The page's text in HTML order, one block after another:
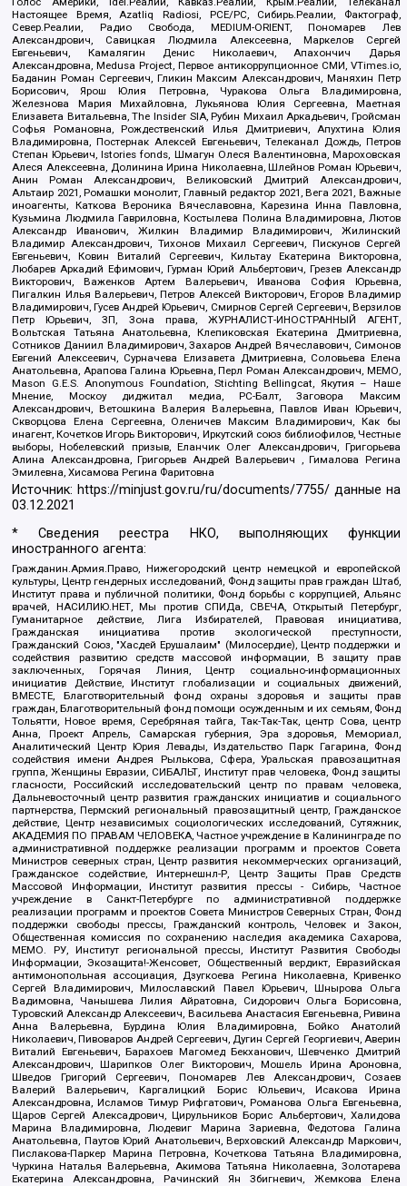
Настоящее Время, Azatliq Radiosi, PCE/PC, Сибирь.Реалии, Фактограф,
Север.Реалии, Радио Свобода, MEDIUM-ORIENT, Пономарев Лев
Александрович, Савицкая Людмила Алексеевна, Маркелов Сергей
Евгеньевич, Камалягин Денис Николаевич, Апахончич Дарья
Александровна, Medusa Project, Первое антикоррупционное СМИ, VTimes.io,
Баданин Роман Сергеевич, Гликин Максим Александрович, Маняхин Петр
Борисович, Ярош Юлия Петровна, Чуракова Ольга Владимировна,
Железнова Мария Михайловна, Лукьянова Юлия Сергеевна, Маетная
Елизавета Витальевна, The Insider SIA, Рубин Михаил Аркадьевич, Гройсман
Софья Романовна, Рождественский Илья Дмитриевич, Апухтина Юлия
Владимировна, Постернак Алексей Евгеньевич, Телеканал Дождь, Петров
Степан Юрьевич, Istories fonds, Шмагун Олеся Валентиновна, Мароховская
Алеся Алексеевна, Долинина Ирина Николаевна, Шлейнов Роман Юрьевич,
Анин Роман Александрович, Великовский Дмитрий Александрович,
Альтаир 2021, Ромашки монолит, Главный редактор 2021, Вега 2021, Важные
иноагенты, Каткова Вероника Вячеславовна, Карезина Инна Павловна,
Кузьмина Людмила Гавриловна, Костылева Полина Владимировна, Лютов
Александр Иванович, Жилкин Владимир Владимирович, Жилинский
Владимир Александрович, Тихонов Михаил Сергеевич, Пискунов Сергей
Евгеньевич, Ковин Виталий Сергеевич, Кильтау Екатерина Викторовна,
Любарев Аркадий Ефимович, Гурман Юрий Альбертович, Грезев Александр
Викторович, Важенков Артем Валерьевич, Иванова София Юрьевна,
Пигалкин Илья Валерьевич, Петров Алексей Викторович, Егоров Владимир
Владимирович, Гусев Андрей Юрьевич, Смирнов Сергей Сергеевич, Верзилов
Петр Юрьевич, ЗП, Зона права, ЖУРНАЛИСТ-ИНОСТРАННЫЙ АГЕНТ,
Вольтская Татьяна Анатольевна, Клепиковская Екатерина Дмитриевна,
Сотников Даниил Владимирович, Захаров Андрей Вячеславович, Симонов
Евгений Алексеевич, Сурначева Елизавета Дмитриевна, Соловьева Елена
Анатольевна, Арапова Галина Юрьевна, Перл Роман Александрович, МЕМО,
Mason G.E.S. Anonymous Foundation, Stichting Bellingcat, Якутия – Наше
Мнение, Москоу диджитал медиа, РС-Балт, Заговора Максим
Александрович, Ветошкина Валерия Валерьевна, Павлов Иван Юрьевич,
Скворцова Елена Сергеевна, Оленичев Максим Владимирович, Как бы
инагент, Кочетков Игорь Викторович, Иркутский союз библиофилов, Честные
выборы, Нобелевский призыв, Еланчик Олег Александрович, Григорьева
Алина Александровна, Григорьев Андрей Валерьевич , Гималова Регина
Эмилевна, Хисамова Регина Фаритовна
Источник: https://minjust.gov.ru/ru/documents/7755/ данные на
03.12.2021
* Сведения реестра НКО, выполняющих функции
иностранного агента:
Гражданин.Армия.Право, Нижегородский центр немецкой и европейской
культуры, Центр гендерных исследований, Фонд защиты прав граждан Штаб,
Институт права и публичной политики, Фонд борьбы с коррупцией, Альянс
врачей, НАСИЛИЮ.НЕТ, Мы против СПИДа, СВЕЧА, Открытый Петербург,
Гуманитарное действие, Лига Избирателей, Правовая инициатива,
Гражданская инициатива против экологической преступности,
Гражданский Союз, "Хасдей Ерушалаим" (Милосердие), Центр поддержки и
содействия развитию средств массовой информации, В защиту прав
заключенных, Горячая Линия, Центр социально-информационных
инициатив Действие, Институт глобализации и социальных движений,
ВМЕСТЕ, Благотворительный фонд охраны здоровья и защиты прав
граждан, Благотворительный фонд помощи осужденным и их семьям, Фонд
Тольятти, Новое время, Серебряная тайга, Так-Так-Так, центр Сова, центр
Анна, Проект Апрель, Самарская губерния, Эра здоровья, Мемориал,
Аналитический Центр Юрия Левады, Издательство Парк Гагарина, Фонд
содействия имени Андрея Рылькова, Сфера, Уральская правозащитная
группа, Женщины Евразии, СИБАЛЬТ, Институт прав человека, Фонд защиты
гласности, Российский исследовательский центр по правам человека,
Дальневосточный центр развития гражданских инициатив и социального
партнерства, Пермский региональный правозащитный центр, Гражданское
действие, Центр независимых социологических исследований, Сутяжник,
АКАДЕМИЯ ПО ПРАВАМ ЧЕЛОВЕКА, Частное учреждение в Калининграде по
административной поддержке реализации программ и проектов Совета
Министров северных стран, Центр развития некоммерческих организаций,
Гражданское содействие, Интернешнл-Р, Центр Защиты Прав Средств
Массовой Информации, Институт развития прессы - Сибирь, Частное
учреждение в Санкт-Петербурге по административной поддержке
реализации программ и проектов Совета Министров Северных Стран, Фонд
поддержки свободы прессы, Гражданский контроль, Человек и Закон,
Общественная комиссия по сохранению наследия академика Сахарова,
МЕМО. РУ, Институт региональной прессы, Институт Развития Свободы
Информации, Экозащита!-Женсовет, Общественный вердикт, Евразийская
антимонопольная ассоциация, Дзугкоева Регина Николаевна, Кривенко
Сергей Владимирович, Милославский Павел Юрьевич, Шнырова Ольга
Вадимовна, Чанышева Лилия Айратовна, Сидорович Ольга Борисовна,
Туровский Александр Алексеевич, Васильева Анастасия Евгеньевна, Ривина
Анна Валерьевна, Бурдина Юлия Владимировна, Бойко Анатолий
Николаевич, Пивоваров Андрей Сергеевич, Дугин Сергей Георгиевич, Аверин
Виталий Евгеньевич, Барахоев Магомед Бекханович, Шевченко Дмитрий
Александрович, Шарипков Олег Викторович, Мошель Ирина Ароновна,
Шведов Григорий Сергеевич, Пономарев Лев Александрович, Созаев
Валерий Валерьевич, Каргалицкий Борис Юльевич, Исакова Ирина
Александровна, Исламов Тимур Рифгатович, Романова Ольга Евгеньевна,
Щаров Сергей Алексадрович, Цирульников Борис Альбертович, Халидова
Марина Владимировна, Людевиг Марина Зариевна, Федотова Галина
Анатольевна, Паутов Юрий Анатольевич, Верховский Александр Маркович,
Пислакова-Паркер Марина Петровна, Кочеткова Татьяна Владимировна,
Чуркина Наталья Валерьевна, Акимова Татьяна Николаевна, Золотарева
Екатерина Александровна, Рачинский Ян Збигневич, Жемкова Елена